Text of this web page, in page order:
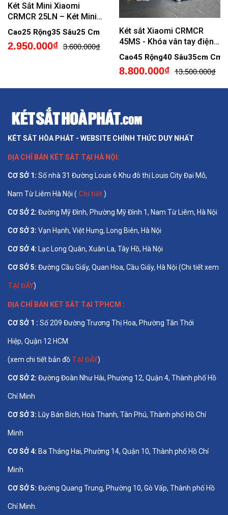
Két Sắt Mini Xiaomi
CRMCR 25LN – Két Mini
Premium Bảo Mật 5 Cách
Mở, Để Vừa A4, Chống Lộ
Mật Khẩu
Cao25 Rộng35 Sâu25 Cm
2.950.000₫ 3.600.000₫
Két sắt Xiaomi CRMCR
45MS - Khóa vân tay điện
tử định danh người mở
Cao45 Rộng40 Sâu35cm Cm
8.800.000₫ 13.500.000₫
KÉT SẮT HÒA PHÁT - WEBSITE CHÍNH THỨC DUY NHẤT
ĐỊA CHỈ BÁN KÉT SẮT TẠI HÀ NỘI :
CƠ SỞ 1: Số nhà 31 Đường Louis 6 Khu đô thị Louis City Đại Mỗ,
Nam Từ Liêm Hà Nội ( Chi tiết)
CƠ SỞ 2: Đường Mỹ Đình, Phường Mỹ Đình 1, Nam Từ Liêm, Hà Nội
CƠ SỞ 3: Vạn Hạnh, Việt Hưng, Long Biên, Hà Nội
CƠ SỞ 4: Lạc Long Quân, Xuân La, Tây Hồ, Hà Nội
CƠ SỞ 5: Đường Cầu Giấy, Quan Hoa, Cầu Giấy, Hà Nội (Chi tiết xem
TẠI ĐÂY)
ĐỊA CHỈ BÁN KÉT SẮT TẠI TPHCM :
CƠ SỞ 1 : Số 209 Đường Trương Thị Hoa, Phường Tân Thới
Hiệp, Quận 12 HCM
(xem chi tiết bản đồ TẠI ĐÂY)
CƠ SỞ 2: Đường Đoàn Như Hài, Phường 12, Quận 4, Thành phố Hồ
Chí Minh
CƠ SỞ 3: Lũy Bán Bích, Hoà Thanh, Tân Phú, Thành phố Hồ Chí
Minh
CƠ SỞ 4: Ba Tháng Hai, Phường 14, Quận 10, Thành phố Hồ Chí
Minh
CƠ SỞ 5: Đường Quang Trung, Phường 10, Gò Vấp, Thành phố Hồ
Chí Minh.